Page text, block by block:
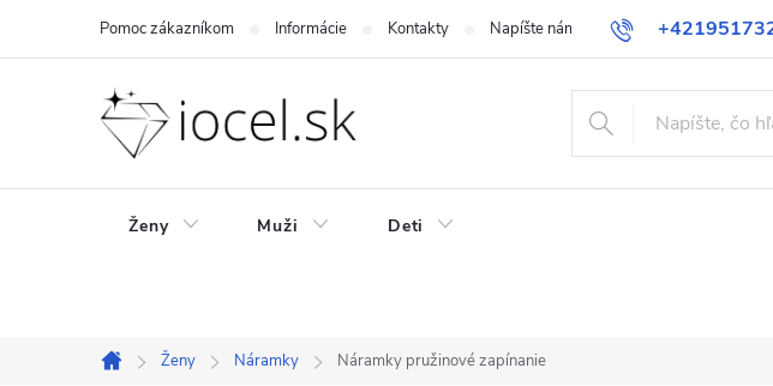
Pomoc zákazníkom Informácie Kontakty Napíšte nám Blog Obchodné
Ženy Muži Deti
Domov
Ženy Náramky Náramky pružinové zapínanie